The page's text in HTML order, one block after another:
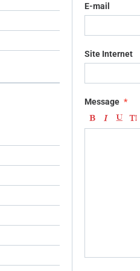
E-mail
Site Internet
Message